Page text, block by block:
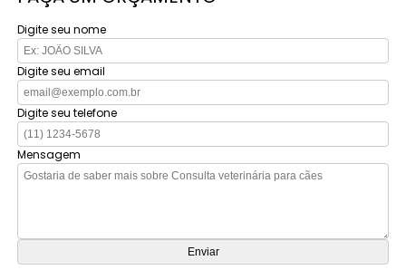
Digite seu nome
Digite seu email
Digite seu telefone
Mensagem